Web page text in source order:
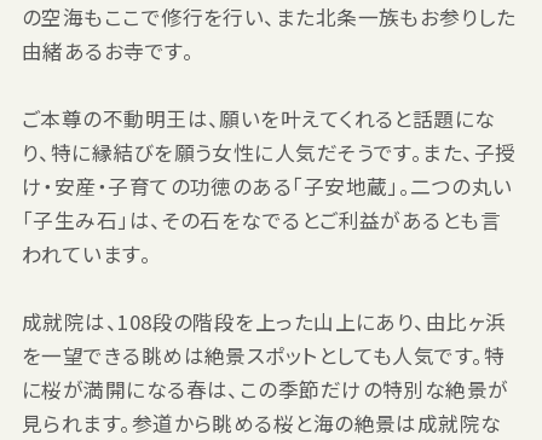
の空海もここで修行を行い、また北条一族もお参りした
由緒あるお寺です。
ご本尊の不動明王は、願いを叶えてくれると話題にな
り、特に縁結びを願う女性に人気だそうです。また、子授
け・安産・子育ての功徳のある「子安地蔵」。二つの丸い
「子生み石」は、その石をなでるとご利益があるとも言
われています。
成就院は、108段の階段を上った山上にあり、由比ヶ浜
を一望できる眺めは絶景スポットとしても人気です。特
に桜が満開になる春は、この季節だけの特別な絶景が
見られます。参道から眺める桜と海の絶景は成就院な